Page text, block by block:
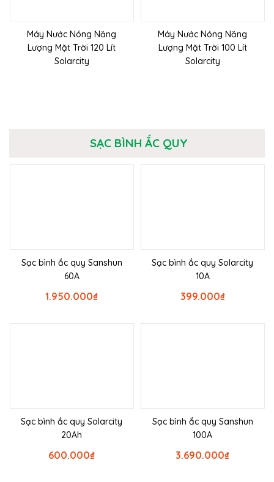
Máy Nước Nóng Năng
Lượng Mặt Trời 120 Lít
Solarcity
Máy Nước Nóng Năng
Lượng Mặt Trời 100 Lít
Solarcity
SẠC BÌNH ẮC QUY
Sạc bình ắc quy Sanshun
60A
₫
1.950.000
Sạc bình ắc quy Solarcity
10A
₫
399.000
Sạc bình ắc quy Solarcity
20Ah
₫
600.000
Sạc bình ắc quy Sanshun
100A
₫
3.690.000